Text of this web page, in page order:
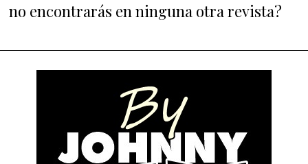
no encontrarás en ninguna otra revista?